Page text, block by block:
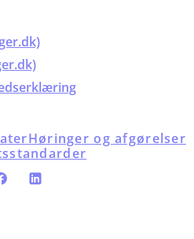
Høringer og afgørelser